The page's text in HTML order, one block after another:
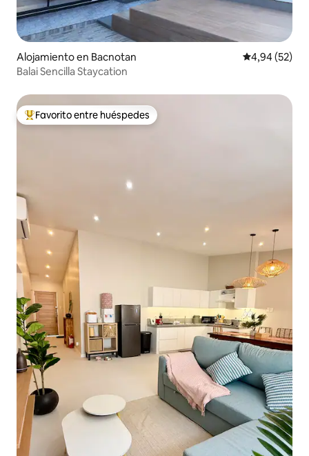
Alojamiento en Bacnotan Calificación
4,94 (52)
Balai Sencilla Staycation
Favorito entre los huéspedes más destacados
Favorito entre huéspedes